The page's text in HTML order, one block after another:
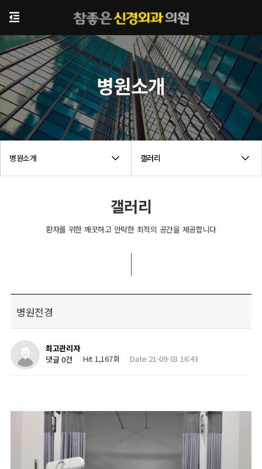
병원소개 갤러리
병원소개
갤러리
환자를 위한 깨끗하고 안락한 최적의 공간을 제공합니다
병원전경
최고관리자
댓글 0건
Hit 1,167회 Date 21-09-03 16:43